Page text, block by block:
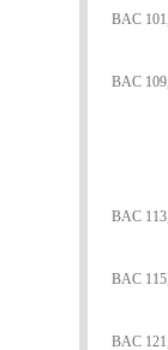
BAC
BAC
BAC
BAC
BAC